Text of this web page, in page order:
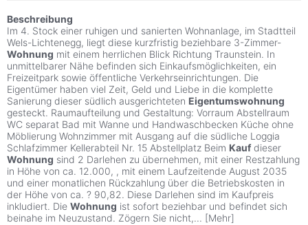
Beschreibung
Im 4. Stock einer ruhigen und sanierten Wohnanlage, im Stadtteil
Wels-Lichtenegg, liegt diese kurzfristig beziehbare 3-Zimmer-
Wohnung mit einem herrlichen Blick Richtung Traunstein. In
unmittelbarer Nähe befinden sich Einkaufsmöglichkeiten, ein
Freizeitpark sowie öffentliche Verkehrseinrichtungen. Die
Eigentümer haben viel Zeit, Geld und Liebe in die komplette
Sanierung dieser südlich ausgerichteten Eigentumswohnung
gesteckt. Raumaufteilung und Gestaltung: Vorraum Abstellraum
WC separat Bad mit Wanne und Handwaschbecken Küche ohne
Möblierung Wohnzimmer mit Ausgang auf die südliche Loggia
Schlafzimmer Kellerabteil Nr. 15 Abstellplatz Beim Kauf dieser
Wohnung sind 2 Darlehen zu übernehmen, mit einer Restzahlung
in Höhe von ca. 12.000, , mit einem Laufzeitende August 2035
und einer monatlichen Rückzahlung über die Betriebskosten in
der Höhe von ca. ? 90,82. Diese Darlehen sind im Kaufpreis
inkludiert. Die Wohnung ist sofort beziehbar und befindet sich
beinahe im Neuzustand. Zögern Sie nicht,... [Mehr]